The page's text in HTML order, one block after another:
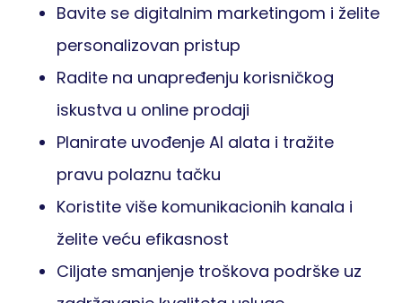
Bavite se digitalnim marketingom i želite
personalizovan pristup
Radite na unapređenju korisničkog
iskustva u online prodaji
Planirate uvođenje AI alata i tražite
pravu polaznu tačku
Koristite više komunikacionih kanala i
želite veću efikasnost
Ciljate smanjenje troškova podrške uz